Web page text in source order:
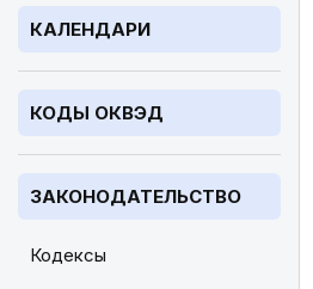
КАЛЕНДАРИ
КОДЫ ОКВЭД
ЗАКОНОДАТЕЛЬСТВО
Кодексы